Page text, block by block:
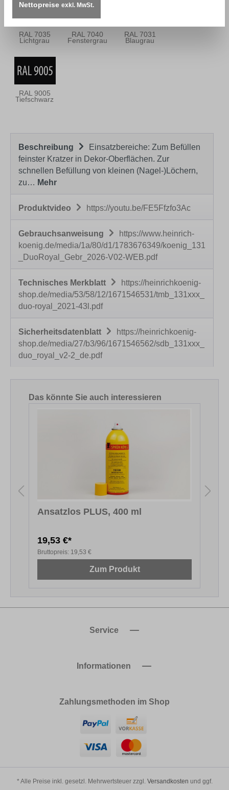
RAL 7035
Lichtgrau
RAL 7040
Fenstergrau
RAL 7031
Blaugrau
RAL 9005
Tiefschwarz
Beschreibung
Einsatzbereiche: Zum Befüllen
feinster Kratzer in Dekor-Oberflächen. Zur
schnellen Befüllung von kleinen (Nagel-)Löchern,
zu… Mehr
Produktvideo https://youtu.be/FE5Ffzfo3Ac
Gebrauchsanweisung
https://www.heinrich-
koenig.de/media/1a/80/d1/1783676349/koenig_131
_DuoRoyal_Gebr_2026-V02-WEB.pdf
Technisches Merkblatt
https://heinrichkoenig-
shop.de/media/53/58/12/1671546531/tmb_131xxx_
duo-royal_2021-43l.pdf
Sicherheitsdatenblatt
https://heinrichkoenig-
shop.de/media/27/b3/96/1671546562/sdb_131xxx_
duo_royal_v2-2_de.pdf
Produktgalerie überspringen
Das könnte Sie auch interessieren
Ansatzlos PLUS, 400 ml
19,53 €*
Bruttopreis: 19,53 €
Zum Produkt
Service
Informationen
Zahlungsmethoden im Shop
* Alle Preise inkl. gesetzl. Mehrwertsteuer zzgl. Versandkosten und ggf.
Nettopreise exkl. MwSt.